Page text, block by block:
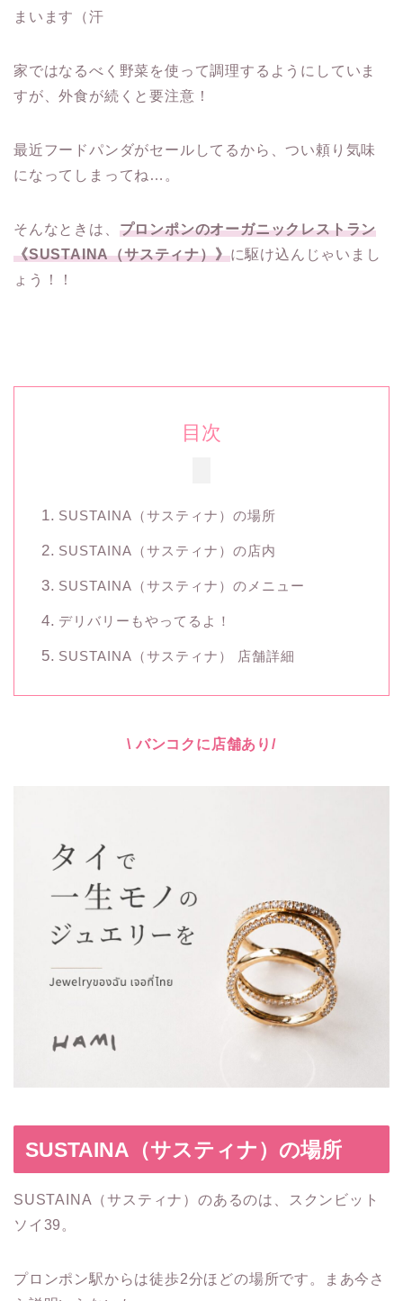
まいます（汗
家ではなるべく野菜を使って調理するようにしていま
すが、外食が続くと要注意！
最近フードパンダがセールしてるから、つい頼り気味
になってしまってね…。
そんなときは、 プロンポンのオーガニックレストラン
《SUSTAINA（サスティナ）》に駆け込んじゃいまし
ょう！！
目次
SUSTAINA（サスティナ）の場所
SUSTAINA（サスティナ）の店内
SUSTAINA（サスティナ）のメニュー
デリバリーもやってるよ！
SUSTAINA（サスティナ） 店舗詳細
\ バンコクに店舗あり/
SUSTAINA（サスティナ）の場所
SUSTAINA（サスティナ）のあるのは、スクンビット
ソイ39。
プロンポン駅からは徒歩2分ほどの場所です。まあ今さ